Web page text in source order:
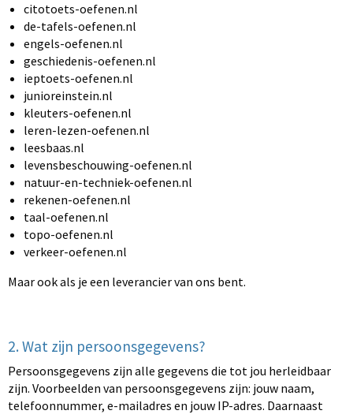
citotoets-oefenen.nl
de-tafels-oefenen.nl
engels-oefenen.nl
geschiedenis-oefenen.nl
ieptoets-oefenen.nl
junioreinstein.nl
kleuters-oefenen.nl
leren-lezen-oefenen.nl
leesbaas.nl
levensbeschouwing-oefenen.nl
natuur-en-techniek-oefenen.nl
rekenen-oefenen.nl
taal-oefenen.nl
topo-oefenen.nl
verkeer-oefenen.nl
Maar ook als je een leverancier van ons bent.
2. Wat zijn persoonsgegevens?
Persoonsgegevens zijn alle gegevens die tot jou herleidbaar
zijn. Voorbeelden van persoonsgegevens zijn: jouw naam,
telefoonnummer, e-mailadres en jouw IP-adres. Daarnaast